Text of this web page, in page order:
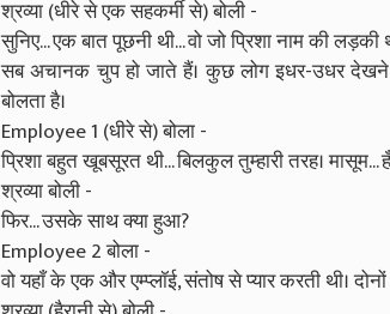
श्रव्या (धीरे से एक सहकर्मी से) बोली -
सुनिए... एक बात पूछनी थी... वो जो प्रिशा नाम की लड़की
सब अचानक चुप हो जाते हैं। कुछ लोग इधर-उधर देखने
बोलता है।
Employee 1 (धीरे से) बोला -
प्रिशा बहुत खूबसूरत थी... बिलकुल तुम्हारी तरह।
श्रव्या बोली -
फिर... उसके साथ क्या हुआ?
Employee 2 बोला -
वो यहाँ के एक और एम्प्लॉई, संतोष से प्यार करती थी।